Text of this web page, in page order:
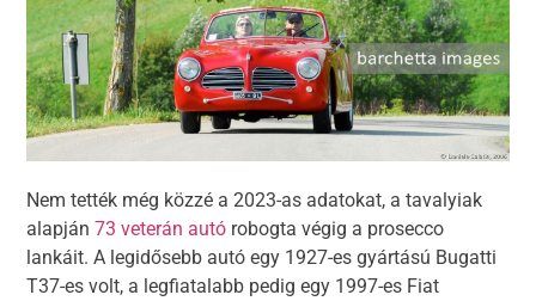
Nem tették még közzé a 2023-as adatokat, a tavalyiak
alapján 73 veterán autó robogta végig a prosecco
lankáit. A legidősebb autó egy 1927-es gyártású Bugatti
T37-es volt, a legfiatalabb pedig egy 1997-es Fiat